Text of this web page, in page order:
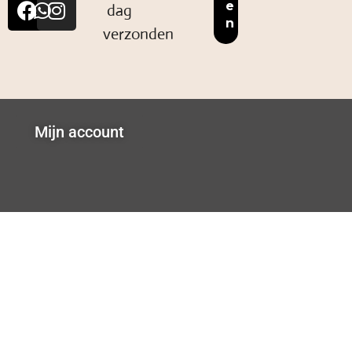
dag
verzonden
Mijn account